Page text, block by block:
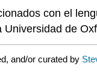
con el
de
and/or curated by